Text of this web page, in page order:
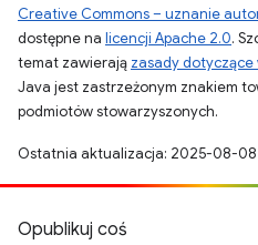
Creative Commons – uznanie
dostępne na licencji Apache 2.0.
temat zawierają zasady
Java jest zastrzeżonym znakiem
podmiotów stowarzyszonych.
Ostatnia aktualizacja: 2025-08-08
Opublikuj coś